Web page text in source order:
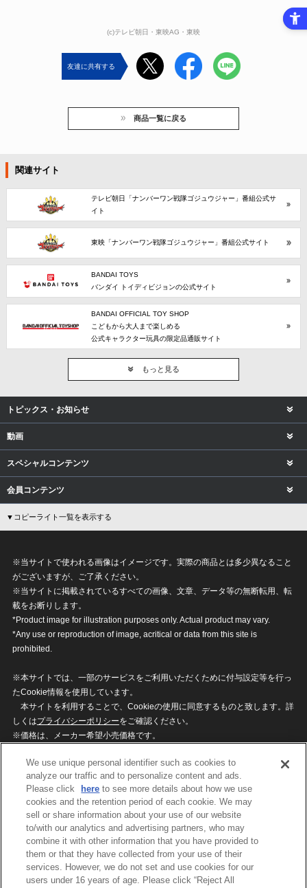
(c)テレビ朝日・東映AG・東映
友達に共有する
商品一覧に戻る
関連サイト
テレビ朝日「ナンバーワン戦隊ゴジュウジャー」番組公式サ
イト
東映「ナンバーワン戦隊ゴジュウジャー」番組公式サイト
BANDAI TOYS
バンダイ トイディビジョンの公式サイト
BANDAI OFFICIAL TOY SHOP
こどもから大人まで楽しめる
公式キャラクター玩具の限定品通販サイト
もっと見る
トピックス・お知らせ
動画
スペシャルコンテンツ
会員コンテンツ
▼コピーライト一覧を表示する
※当サイトで使われる画像はイメージです。実際の商品とは多少異なること
がございますが、ご了承ください。
※当サイトに掲載されているすべての画像、文章、データ等の無断転用、転
載をお断りします。
*Product image for illustration purposes only. Actual product may vary.
*Any use or reproduction of image, acritical or data from this site is
prohibited.
※本サイトでは、一部のサービスをご利用いただくために付与設定等を行っ
たCookie情報を使用しています。
本サイトを利用することで、Cookieの使用に同意するものと致します。詳
しくはプライバシーポリシーをご確認ください。
※価格は、メーカー希望小売価格です。
ざいますのでご了承ください。
privacypolicy
Do Not Sell or Share My
Personal Information
ウェブサイトご利用条件
ソーシャルメディアポリシー
個人情報保護方針
お問い合わせ
We use unique personal identifier such as cookies to
analyze our traffic and to personalize content and ads.
Please click
here to see more details about how we use
cookies and the retention period of each cookie. We may
sell or share information about your use of our website
to/with our analytics and advertising partners, who may
combine it with other information that you have provided to
them or that they have collected from your use of their
services. However, we do not set and use cookies for our
users under 16 years of age. Please click “Reject All